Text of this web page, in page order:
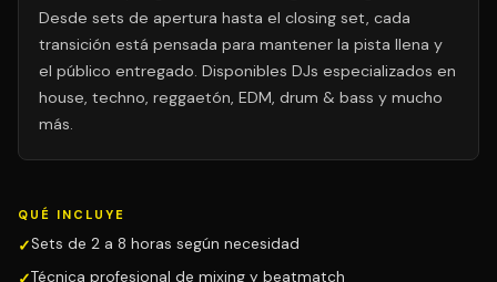
Desde sets de apertura hasta el closing set, cada
transición está pensada para mantener la pista llena y
el público entregado. Disponibles DJs especializados en
house, techno, reggaetón, EDM, drum & bass y mucho
más.
QUÉ INCLUYE
Sets de 2 a 8 horas según necesidad
Técnica profesional de mixing y beatmatch